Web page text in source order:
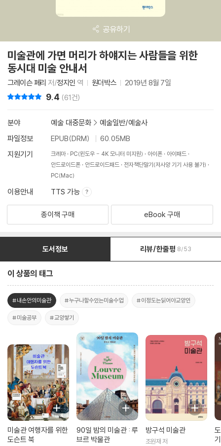
공유하기
미술관에 가면 머리가 하얘지는 사람들을 위한
동시대 미술 안내서
그레이슨 페리 저/정지인 역 원더박스 2019년 8월 7일
9.4 (61건)
분야 예술 대중문화 > 예술일반/예술사
파일정보
EPUB(DRM)
60.05MB
지원기기
크레마 PC(윈도우 - 4K 모니터 미지원) 아이폰
아이패드
안드로이드폰
안드로이드패드
전자책단말기(저사양 기기 사용 불가)
PC(Mac)
이용안내 TTS 가능
종이책 구매 eBook 구매
도서정보 리뷰/한줄평 8/53
이 상품의 태그
#내손안의미술관 #누구나할수있는미술수업 #이정도는읽어야교양인
#미술공부 #교양쌓기
미술관 여행자를 위한
도슨트 북
90일 밤의 미술관 : 루
브르 박물관
방구석 미술관
조원재 저
기